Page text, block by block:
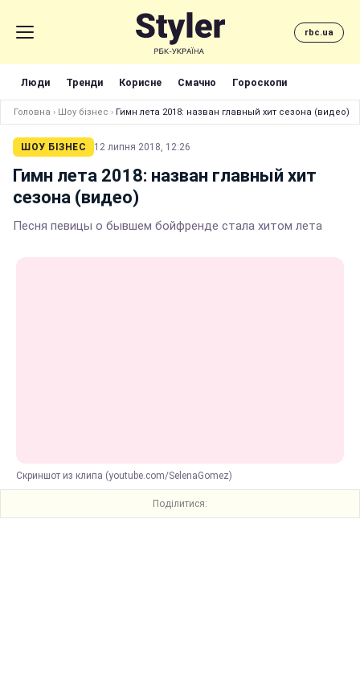
rbc.ua
Люди Тренди Корисне Смачно Гороскопи
Головна › Шоу бізнес › Гимн лета 2018: назван главный хит сезона (видео)
ШОУ БІЗНЕС 12 липня 2018, 12:26
Гимн лета 2018: назван главный хит
сезона (видео)
Песня певицы о бывшем бойфренде стала хитом лета
Скриншот из клипа (youtube.com/SelenaGomez)
Поділитися: